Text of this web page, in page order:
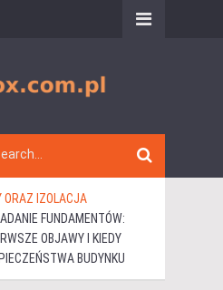
ORAZ IZOLACJA
FUNDAMENTÓW:
OBJAWY I KIEDY
BUDYNKU